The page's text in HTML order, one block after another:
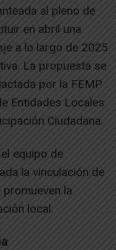
al pleno de
en abril una
a lo largo de 2025
La propuesta se
por la FEMP
Entidades Locales
Ciudadana.
equipo de
la vinculación de
la
local.